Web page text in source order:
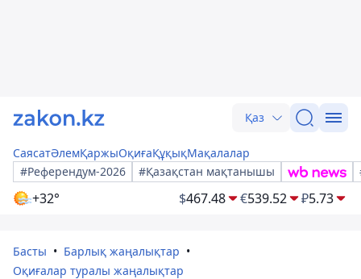
Қаз
СаясатӘлемҚаржыОқиғаҚұқықМақалалар
#Референдум-2026
#Қазақстан мақтанышы
+32° $467.48 €539.52 ₽5.73
Басты
Барлық жаңалықтар
Оқиғалар туралы жаңалықтар